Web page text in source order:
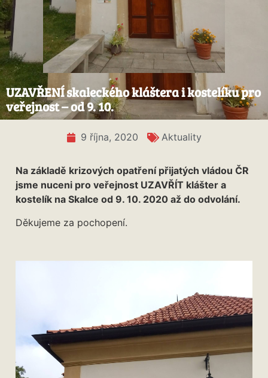
UZAVŘENÍ skaleckého kláštera i kostelíku pro
veřejnost – od 9. 10.
9 října, 2020 Aktuality
Na základě krizových opatření přijatých vládou ČR
jsme nuceni pro veřejnost UZAVŘÍT klášter a
kostelík na Skalce od 9. 10. 2020 až do odvolání.
Děkujeme za pochopení.